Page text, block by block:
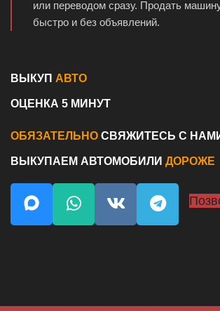
или переводом сразу. Продать
быстро и без объявлений.
ВЫКУП АВТО
ОЦЕНКА 5 МИНУТ
ОБЯЗАТЕЛЬНО СВЯЖИТЕСЬ С
ВЫКУПАЕМ АВТОМОБИЛИ ДОРОЖЕ